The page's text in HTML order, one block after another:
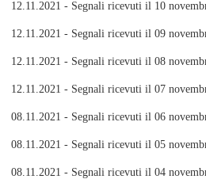
12.11.2021 - Segnali ricevuti il 10
12.11.2021 - Segnali ricevuti il 09
12.11.2021 - Segnali ricevuti il 08
12.11.2021 - Segnali ricevuti il 07
08.11.2021 - Segnali ricevuti il 06
08.11.2021 - Segnali ricevuti il 05
08.11.2021 - Segnali ricevuti il 04